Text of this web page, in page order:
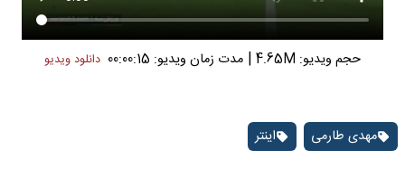
حجم ویدیو: 4.65M | مدت زمان ویدیو: 00:00:15 دانلود ویدیو
مهدی طارمی اینتر